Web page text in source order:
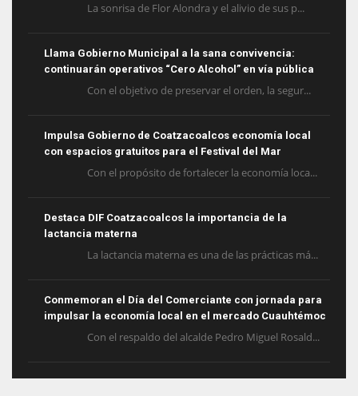
La sonrisa de Flor Alondra y el alivio de sus p...
Llama Gobierno Municipal a la sana convivencia:
continuarán operativos “Cero Alcohol” en vía pública
Con el objetivo de preservar el orden, la segur...
Impulsa Gobierno de Coatzacoalcos economía local
con espacios gratuitos para el Festival del Mar
Con el propósito de fortalecer la economía loca...
Destaca DIF Coatzacoalcos la importancia de la
lactancia materna
La lactancia materna es una de las prácticas má...
Conmemoran el Día del Comerciante con jornada para
impulsar la economía local en el mercado Cuauhtémoc
Con el respaldo del alcalde Pedro Miguel Rosald...